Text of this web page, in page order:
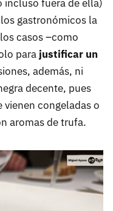
incluso fuera de ella)
gastronómicos la
casos –como
para justificar un
además, ni
decente, pues
vienen congeladas o
aromas de trufa.